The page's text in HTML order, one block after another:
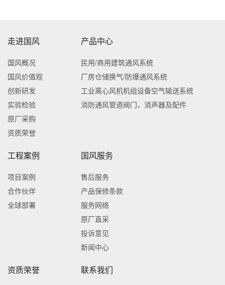
走进国风
国风概况
国风价值观
创新研发
实验检验
原厂采购
资质荣誉
产品中心
民用/商用建筑通风系统
厂房仓储换气/防爆通风系统
工业离心风机机组设备空气输送系统
消防通风管道阀门，消声器及配件
工程案例
项目案例
合作伙伴
全球部署
国风服务
售后服务
产品保修条款
服务网络
原厂直采
投诉意见
新闻中心
资质荣誉 联系我们